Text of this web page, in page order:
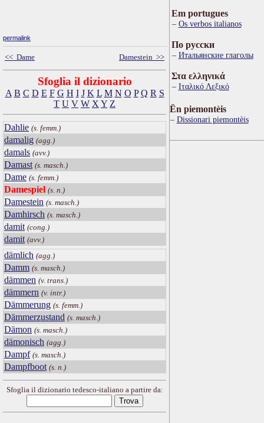
permalink
<< Dame Damestein >>
Sfoglia il dizionario
A B C D E F G H I J K L M N O P Q R S
T U V W X Y Z
Dahlie (s. femm.)
damalig (agg.)
damals (avv.)
Damast (s. masch.)
Dame (s. femm.)
Damespiel (s. n.)
Damestein (s. masch.)
Damhirsch (s. masch.)
damit (cong.)
damit (avv.)
dämlich (agg.)
Damm (s. masch.)
dämmen (v. trans.)
dämmern (v. intr.)
Dämmerung (s. femm.)
Dämmerzustand (s. masch.)
Dämon (s. masch.)
dämonisch (agg.)
Dampf (s. masch.)
Dampfboot (s. n.)
Sfoglia il dizionario tedesco-italiano a partire da:
Em portugues
Os verbos italianos
По русски
Итальянские глаголы
Στα ελληνικά
Ιταλικό Λεξικό
Ën piemontèis
Dissionari piemontèis